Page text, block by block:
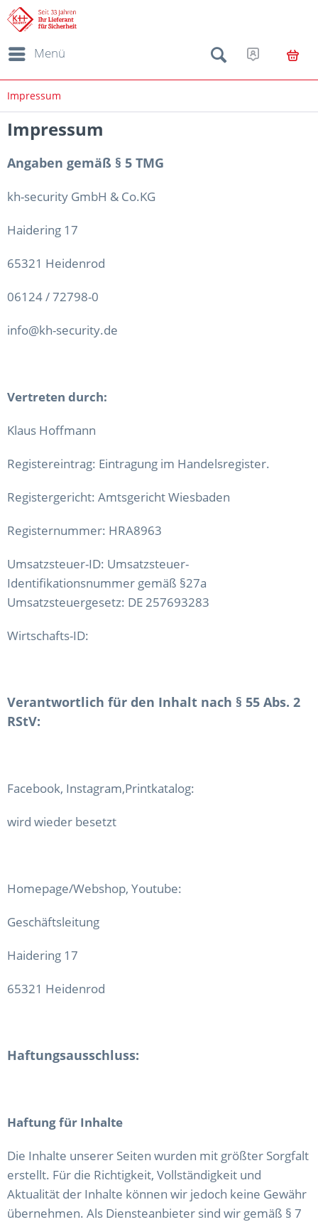
Menü
Impressum
Impressum
Angaben gemäß § 5 TMG
kh-security GmbH & Co.KG
Haidering 17
65321 Heidenrod
06124 / 72798-0
info@kh-security.de
Vertreten durch:
Klaus Hoffmann
Registereintrag: Eintragung im Handelsregister.
Registergericht: Amtsgericht Wiesbaden
Registernummer: HRA8963
Umsatzsteuer-ID: Umsatzsteuer-
Identifikationsnummer gemäß §27a
Umsatzsteuergesetz: DE 257693283
Wirtschafts-ID:
Verantwortlich für den Inhalt nach § 55 Abs. 2
RStV:
Facebook, Instagram,Printkatalog:
wird wieder besetzt
Homepage/Webshop, Youtube:
Geschäftsleitung
Haidering 17
65321 Heidenrod
Haftungsausschluss:
Haftung für Inhalte
Die Inhalte unserer Seiten wurden mit größter Sorgfalt
erstellt. Für die Richtigkeit, Vollständigkeit und
Aktualität der Inhalte können wir jedoch keine Gewähr
übernehmen. Als Diensteanbieter sind wir gemäß § 7